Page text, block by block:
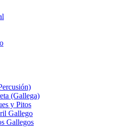
(Gallega)
y Pitos
Gallego
Gallegos